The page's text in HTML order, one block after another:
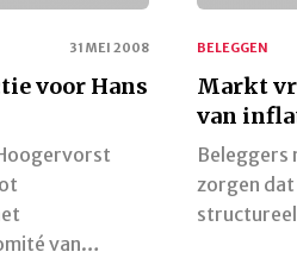
31 MEI 2008
voor Hans
van…
BELEGGEN
Markt
van
Beleggers
zorgen